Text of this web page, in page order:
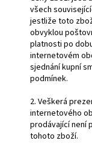
všech
jestliže toto
obvyklou
platnosti po
internetovém
sjednání kupní
podmínek.
2. Veškerá
internetového
prodávající není
tohoto zboží.